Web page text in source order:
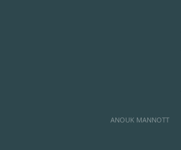
ANOUK MANNOTT